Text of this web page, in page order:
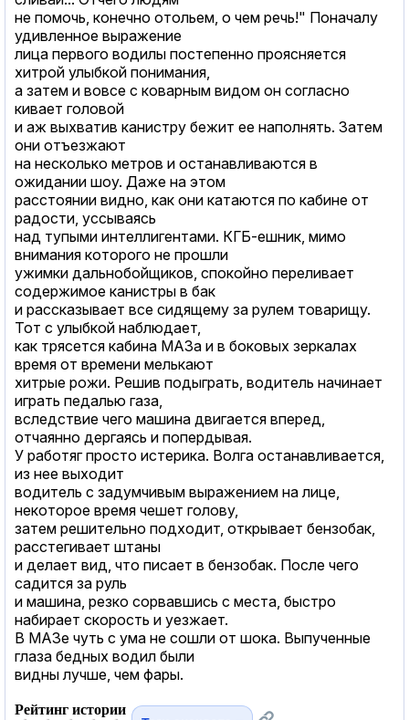
не помочь, конечно отольем, о чем речь!" Поначалу
удивленное выражение
лица первого водилы постепенно проясняется
хитрой улыбкой понимания,
а затем и вовсе с коварным видом он согласно
кивает головой
и аж выхватив канистру бежит ее наполнять. Затем
они отъезжают
на несколько метров и останавливаются в
ожидании шоу. Даже на этом
расстоянии видно, как они катаются по кабине от
радости, уссываясь
над тупыми интеллигентами. КГБ-ешник, мимо
внимания которого не прошли
ужимки дальнобойщиков, спокойно переливает
содержимое канистры в бак
и рассказывает все сидящему за рулем товарищу.
Тот с улыбкой наблюдает,
как трясется кабина МАЗа и в боковых зеркалах
время от времени мелькают
хитрые рожи. Решив подыграть, водитель начинает
играть педалью газа,
вследствие чего машина двигается вперед,
отчаянно дергаясь и попердывая.
У работяг просто истерика. Волга останавливается,
из нее выходит
водитель с задумчивым выражением на лице,
некоторое время чешет голову,
затем решительно подходит, открывает бензобак,
расстегивает штаны
и делает вид, что писает в бензобак. После чего
садится за руль
и машина, резко сорвавшись с места, быстро
набирает скорость и уезжает.
В МАЗе чуть с ума не сошли от шока. Выпученные
глаза бедных водил были
видны лучше, чем фары.
Рейтинг истории